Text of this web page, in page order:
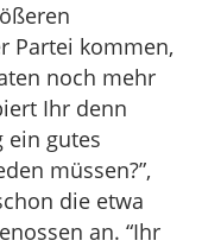
Partei kommen,
noch mehr
Ihr denn
ein gutes
müssen?”,
die etwa
an. “Ihr